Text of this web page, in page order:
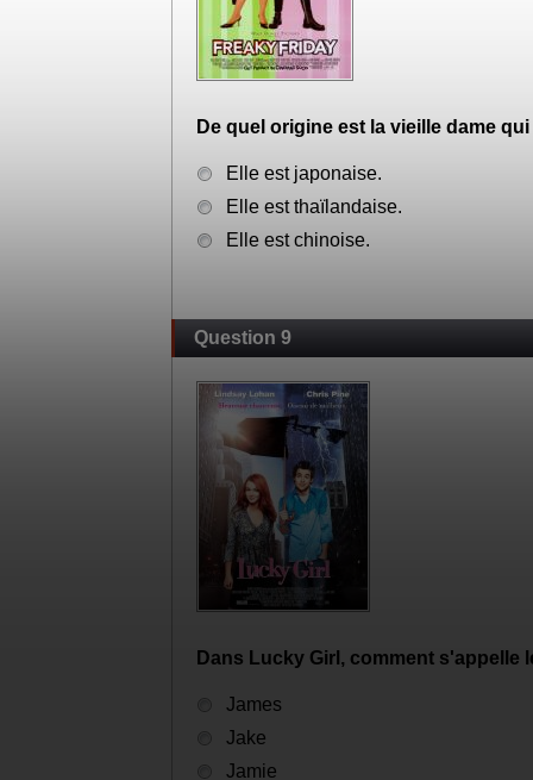
De quel origine est la vieille dame
Elle est japonaise.
Elle est thaïlandaise.
Elle est chinoise.
Question 9
Dans Lucky Girl, comment s'appelle
James
Jake
Jamie